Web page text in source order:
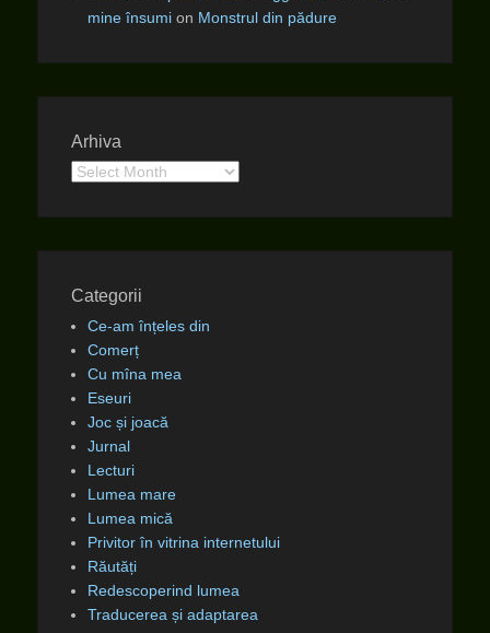
mine însumi on Monstrul din pădure
Arhiva
Arhiva
Categorii
Ce-am înțeles din
Comerț
Cu mîna mea
Eseuri
Joc și joacă
Jurnal
Lecturi
Lumea mare
Lumea mică
Privitor în vitrina internetului
Răutăți
Redescoperind lumea
Traducerea și adaptarea